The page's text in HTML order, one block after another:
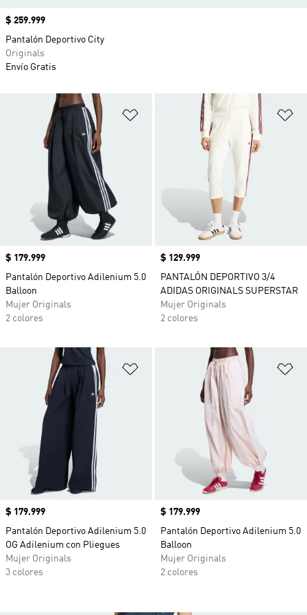
Añadir a la lista de deseos
Precio
$ 179.999
Pantalón Deportivo Adilenium 5.0
Balloon
Mujer Originals
2 colores
Precio
$ 129.999
PANTALÓN DEPORTIVO 3/4
ADIDAS ORIGINALS SUPERSTAR
Mujer Originals
2 colores
Añadir a la lista de deseos
Precio
$ 179.999
Pantalón Deportivo Adilenium 5.0
OG Adilenium con Pliegues
Mujer Originals
3 colores
Precio
$ 179.999
Pantalón Deportivo Adilenium 5.0
Balloon
Mujer Originals
2 colores
Precio
$ 259.999
Pantalón Deportivo City
Originals
Envío Gratis